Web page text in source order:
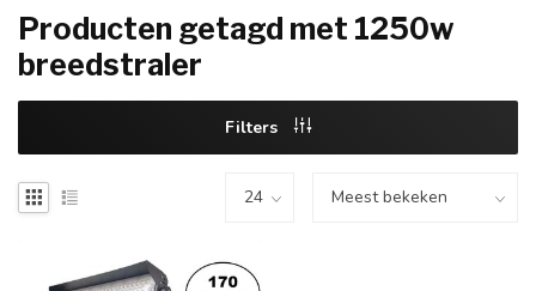
Producten getagd met 1250w
breedstraler
Filters